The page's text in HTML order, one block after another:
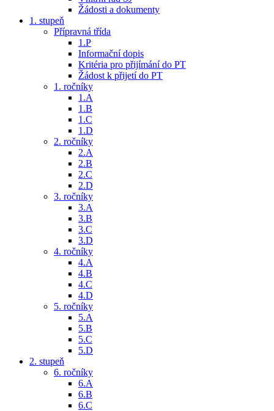
Žádosti a dokumenty
1. stupeň
Přípravná třída
1.P
Informační dopis
Kritéria pro přijímání do PT
Žádost k přijetí do PT
1. ročníky
1.A
1.B
1.C
1.D
2. ročníky
2.A
2.B
2.C
2.D
3. ročníky
3.A
3.B
3.C
3.D
4. ročníky
4.A
4.B
4.C
4.D
5. ročníky
5.A
5.B
5.C
5.D
2. stupeň
6. ročníky
6.A
6.B
6.C